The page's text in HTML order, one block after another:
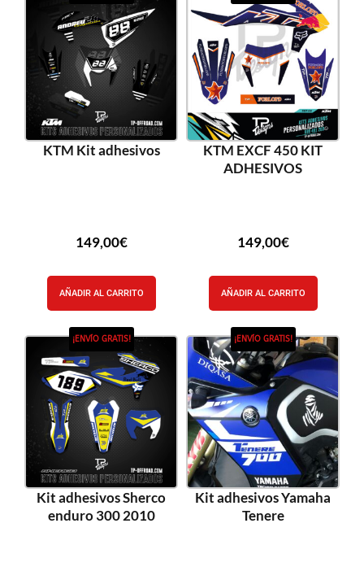
KTM Kit adhesivos
149,00€
AÑADIR AL CARRITO
KTM EXCF 450 KIT
ADHESIVOS
149,00€
AÑADIR AL CARRITO
¡ENVÍO GRATIS!
Kit adhesivos Sherco
enduro 300 2010
¡ENVÍO GRATIS!
Kit adhesivos Yamaha
Tenere